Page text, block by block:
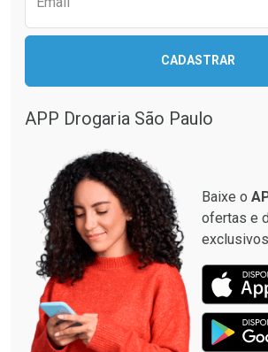
CADASTRAR
APP Drogaria São Paulo
Baixe o
ofertas e